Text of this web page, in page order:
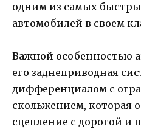
одним из самых
автомобилей в своем
Важной особенностью
его заднеприводная
дифференциалом с
скольжением, которая
сцепление с дорогой и